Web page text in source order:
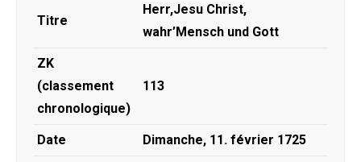
Titre
Herr,Jesu Christ,
wahr’Mensch und Gott
ZK
(classement
chronologique)
113
Date Dimanche, 11. février 1725